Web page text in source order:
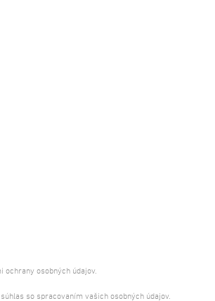
ochrany osobných údajov.
so spracovaním vašich osobných údajov.